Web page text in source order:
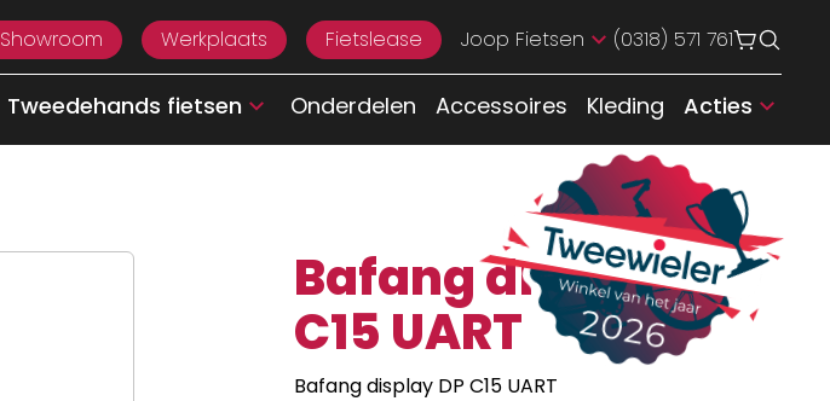
Showroom Werkplaats Fietslease Joop Fietsen (0318) 571 761
Tweedehands fietsen Onderdelen Accessoires Kleding Acties
Bafang display DP
C15 UART
Bafang display DP C15 UART